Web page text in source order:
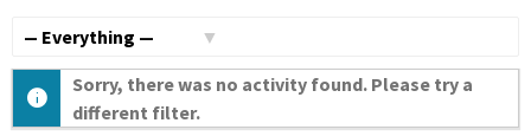
Member
Activities
Sorry, there was no activity found. Please try a
different filter.